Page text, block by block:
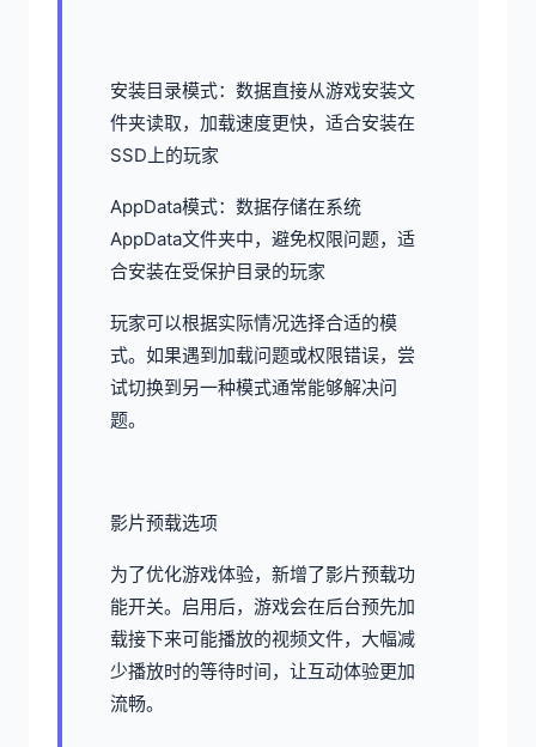
安装目录模式：数据直接从游戏安装文
件夹读取，加载速度更快，适合安装在
SSD上的玩家
AppData模式：数据存储在系统
AppData文件夹中，避免权限问题，适
合安装在受保护目录的玩家
玩家可以根据实际情况选择合适的模
式。如果遇到加载问题或权限错误，尝
试切换到另一种模式通常能够解决问
题。
影片预载选项
为了优化游戏体验，新增了影片预载功
能开关。启用后，游戏会在后台预先加
载接下来可能播放的视频文件，大幅减
少播放时的等待时间，让互动体验更加
流畅。